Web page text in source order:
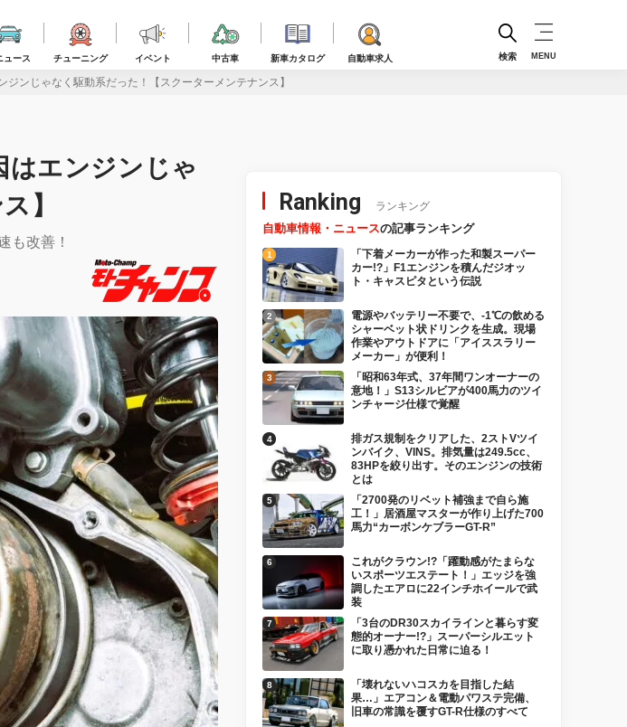
ュース チューニング イベント 中古車 新車カタログ 自動車求人 検索 MENU
ンじゃなく駆動系だった！【スクーターメンテナンス】
はエンジンじゃ
】
も改善！
Ranking ランキング
自動車情報・ニュースの記事ランキング
「下着メーカーが作った和製スーパー
カー!?」F1エンジンを積んだジオッ
ト・キャスピタという伝説
電源やバッテリー不要で、-1℃の飲める
シャーベット状ドリンクを生成。現場
作業やアウトドアに「アイススラリー
メーカー」が便利！
「昭和63年式、37年間ワンオーナーの
意地！」S13シルビアが400馬力のツイ
ンチャージ仕様で覚醒
排ガス規制をクリアした、2ストVツイ
ンバイク、VINS。排気量は249.5cc、
83HPを絞り出す。そのエンジンの技術
とは
「2700発のリベット補強まで自ら施
工！」居酒屋マスターが作り上げた700
馬力“カーボンケブラーGT-R”
これがクラウン!?「躍動感がたまらな
いスポーツエステート！」エッジを強
調したエアロに22インチホイールで武
装
「3台のDR30スカイラインと暮らす変
態的オーナー!?」スーパーシルエット
に取り憑かれた日常に迫る！
「壊れないハコスカを目指した結
果…」エアコン＆電動パワステ完備、
旧車の常識を覆すGT-R仕様のすべて